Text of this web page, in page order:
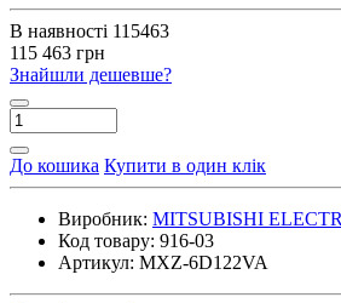
В наявності 115463
115 463 грн
Знайшли дешевше?
До кошика Купити в один клік
Виробник: MITSUBISHI
Код товару: 916-03
Артикул: MXZ-6D122VA